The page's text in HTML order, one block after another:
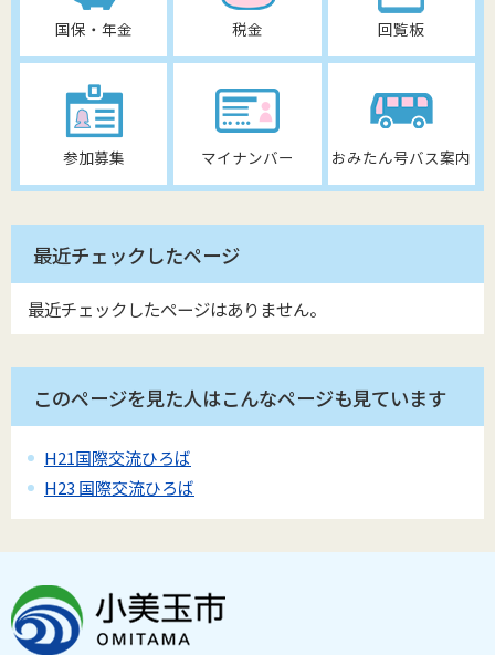
国保・年金 税金 回覧板
参加募集 マイナンバー おみたん号バス案内
最近チェックしたページ
最近チェックしたページはありません。
このページを見た人はこんなページも見ています
H21国際交流ひろば
H23 国際交流ひろば